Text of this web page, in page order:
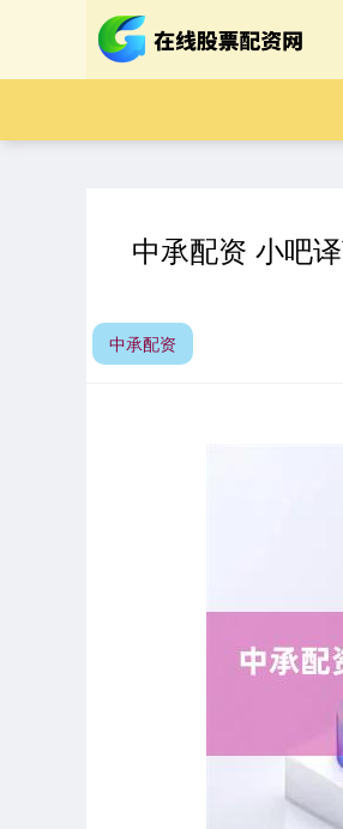
中承配资 小吧
中承配资